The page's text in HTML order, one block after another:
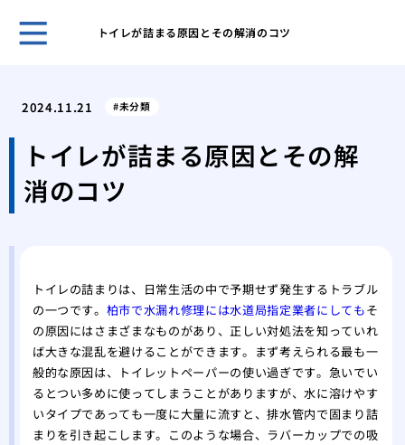
トイレが詰まる原因とその解消のコツ
高
2024.11.21 未分類
トイレが詰まる原因とその解
消のコツ
トイレの詰まりは、日常生活の中で予期せず発生するトラブル
の一つです。 柏市で水漏れ修理には水道局指定業者にしてもそ
の原因にはさまざまなものがあり、正しい対処法を知っていれ
ば大きな混乱を避けることができます。まず考えられる最も一
般的な原因は、トイレットペーパーの使い過ぎです。急いでい
るとつい多めに使ってしまうことがありますが、水に溶けやす
いタイプであっても一度に大量に流すと、排水管内で固まり詰
まりを引き起こします。このような場合、ラバーカップでの吸